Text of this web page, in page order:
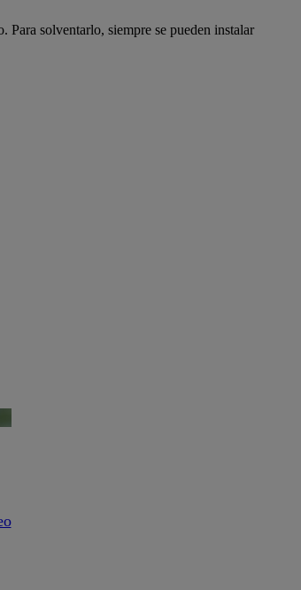
Para solventarlo, siempre se pueden instalar